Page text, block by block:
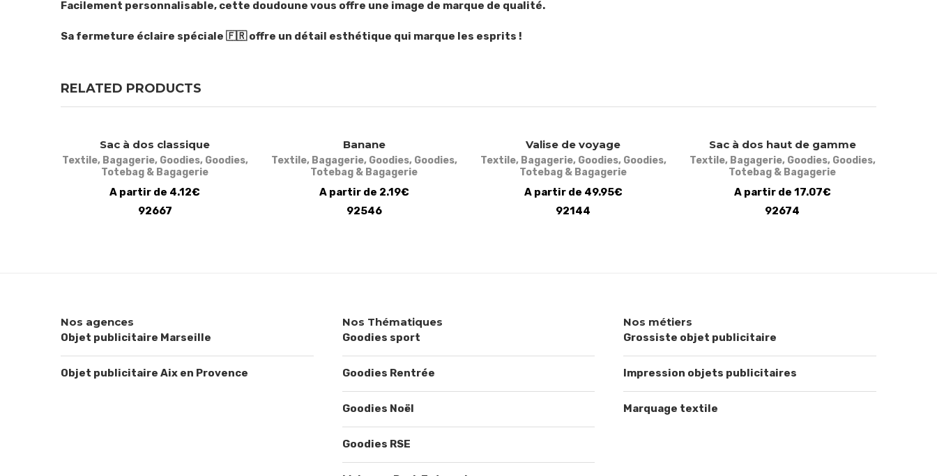
Facilement personnalisable, cette doudoune vous offre une image de marque de qualité.
Sa fermeture éclaire spéciale 🇫🇷 offre un détail esthétique qui marque les esprits !
RELATED PRODUCTS
Sac à dos classique
Textile, Bagagerie, Goodies, Goodies,
Totebag & Bagagerie
A partir de 4.12€
92667
Banane
Textile, Bagagerie, Goodies, Goodies,
Totebag & Bagagerie
A partir de 2.19€
92546
Valise de voyage
Textile, Bagagerie, Goodies, Goodies,
Totebag & Bagagerie
A partir de 49.95€
92144
Sac à dos haut de gamme
Textile, Bagagerie, Goodies, Goodies,
Totebag & Bagagerie
A partir de 17.07€
92674
Nos agences
Objet publicitaire Marseille
Objet publicitaire Aix en Provence
Nos Thématiques
Goodies sport
Goodies Rentrée
Goodies Noël
Goodies RSE
Nos métiers
Grossiste objet publicitaire
Impression objets publicitaires
Marquage textile